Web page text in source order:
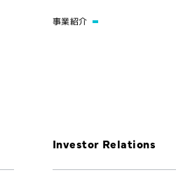
事業紹介
Investor Relations